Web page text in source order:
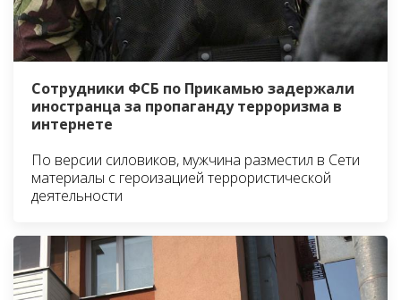
Сотрудники ФСБ по Прикамью задержали
иностранца за пропаганду терроризма в
интернете
По версии силовиков, мужчина разместил в Сети
материалы с героизацией террористической
деятельности